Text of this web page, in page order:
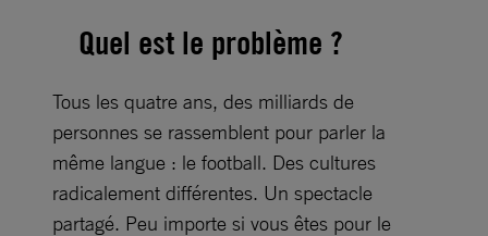
Quel est le problème ?
Tous les quatre ans, des milliards de
personnes se rassemblent pour parler la
même langue : le football. Des cultures
radicalement différentes. Un spectacle
partagé. Peu importe si vous êtes pour le